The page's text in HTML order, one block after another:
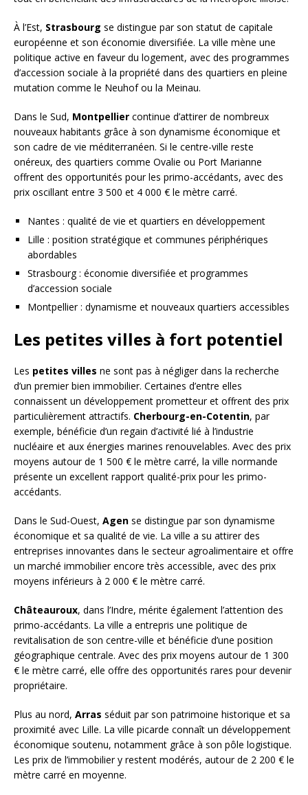
À l’Est, Strasbourg se distingue par son statut de capitale
européenne et son économie diversifiée. La ville mène une
politique active en faveur du logement, avec des programmes
d’accession sociale à la propriété dans des quartiers en pleine
mutation comme le Neuhof ou la Meinau.
Dans le Sud, Montpellier continue d’attirer de nombreux
nouveaux habitants grâce à son dynamisme économique et
son cadre de vie méditerranéen. Si le centre-ville reste
onéreux, des quartiers comme Ovalie ou Port Marianne
offrent des opportunités pour les primo-accédants, avec des
prix oscillant entre 3 500 et 4 000 € le mètre carré.
Nantes : qualité de vie et quartiers en développement
Lille : position stratégique et communes périphériques
abordables
Strasbourg : économie diversifiée et programmes
d’accession sociale
Montpellier : dynamisme et nouveaux quartiers accessibles
Les petites villes à fort potentiel
Les petites villes ne sont pas à négliger dans la recherche
d’un premier bien immobilier. Certaines d’entre elles
connaissent un développement prometteur et offrent des prix
particulièrement attractifs. Cherbourg-en-Cotentin, par
exemple, bénéficie d’un regain d’activité lié à l’industrie
nucléaire et aux énergies marines renouvelables. Avec des prix
moyens autour de 1 500 € le mètre carré, la ville normande
présente un excellent rapport qualité-prix pour les primo-
accédants.
Dans le Sud-Ouest, Agen se distingue par son dynamisme
économique et sa qualité de vie. La ville a su attirer des
entreprises innovantes dans le secteur agroalimentaire et offre
un marché immobilier encore très accessible, avec des prix
moyens inférieurs à 2 000 € le mètre carré.
Châteauroux, dans l’Indre, mérite également l’attention des
primo-accédants. La ville a entrepris une politique de
revitalisation de son centre-ville et bénéficie d’une position
géographique centrale. Avec des prix moyens autour de 1 300
€ le mètre carré, elle offre des opportunités rares pour devenir
propriétaire.
Plus au nord, Arras séduit par son patrimoine historique et sa
proximité avec Lille. La ville picarde connaît un développement
économique soutenu, notamment grâce à son pôle logistique.
Les prix de l’immobilier y restent modérés, autour de 2 200 € le
mètre carré en moyenne.